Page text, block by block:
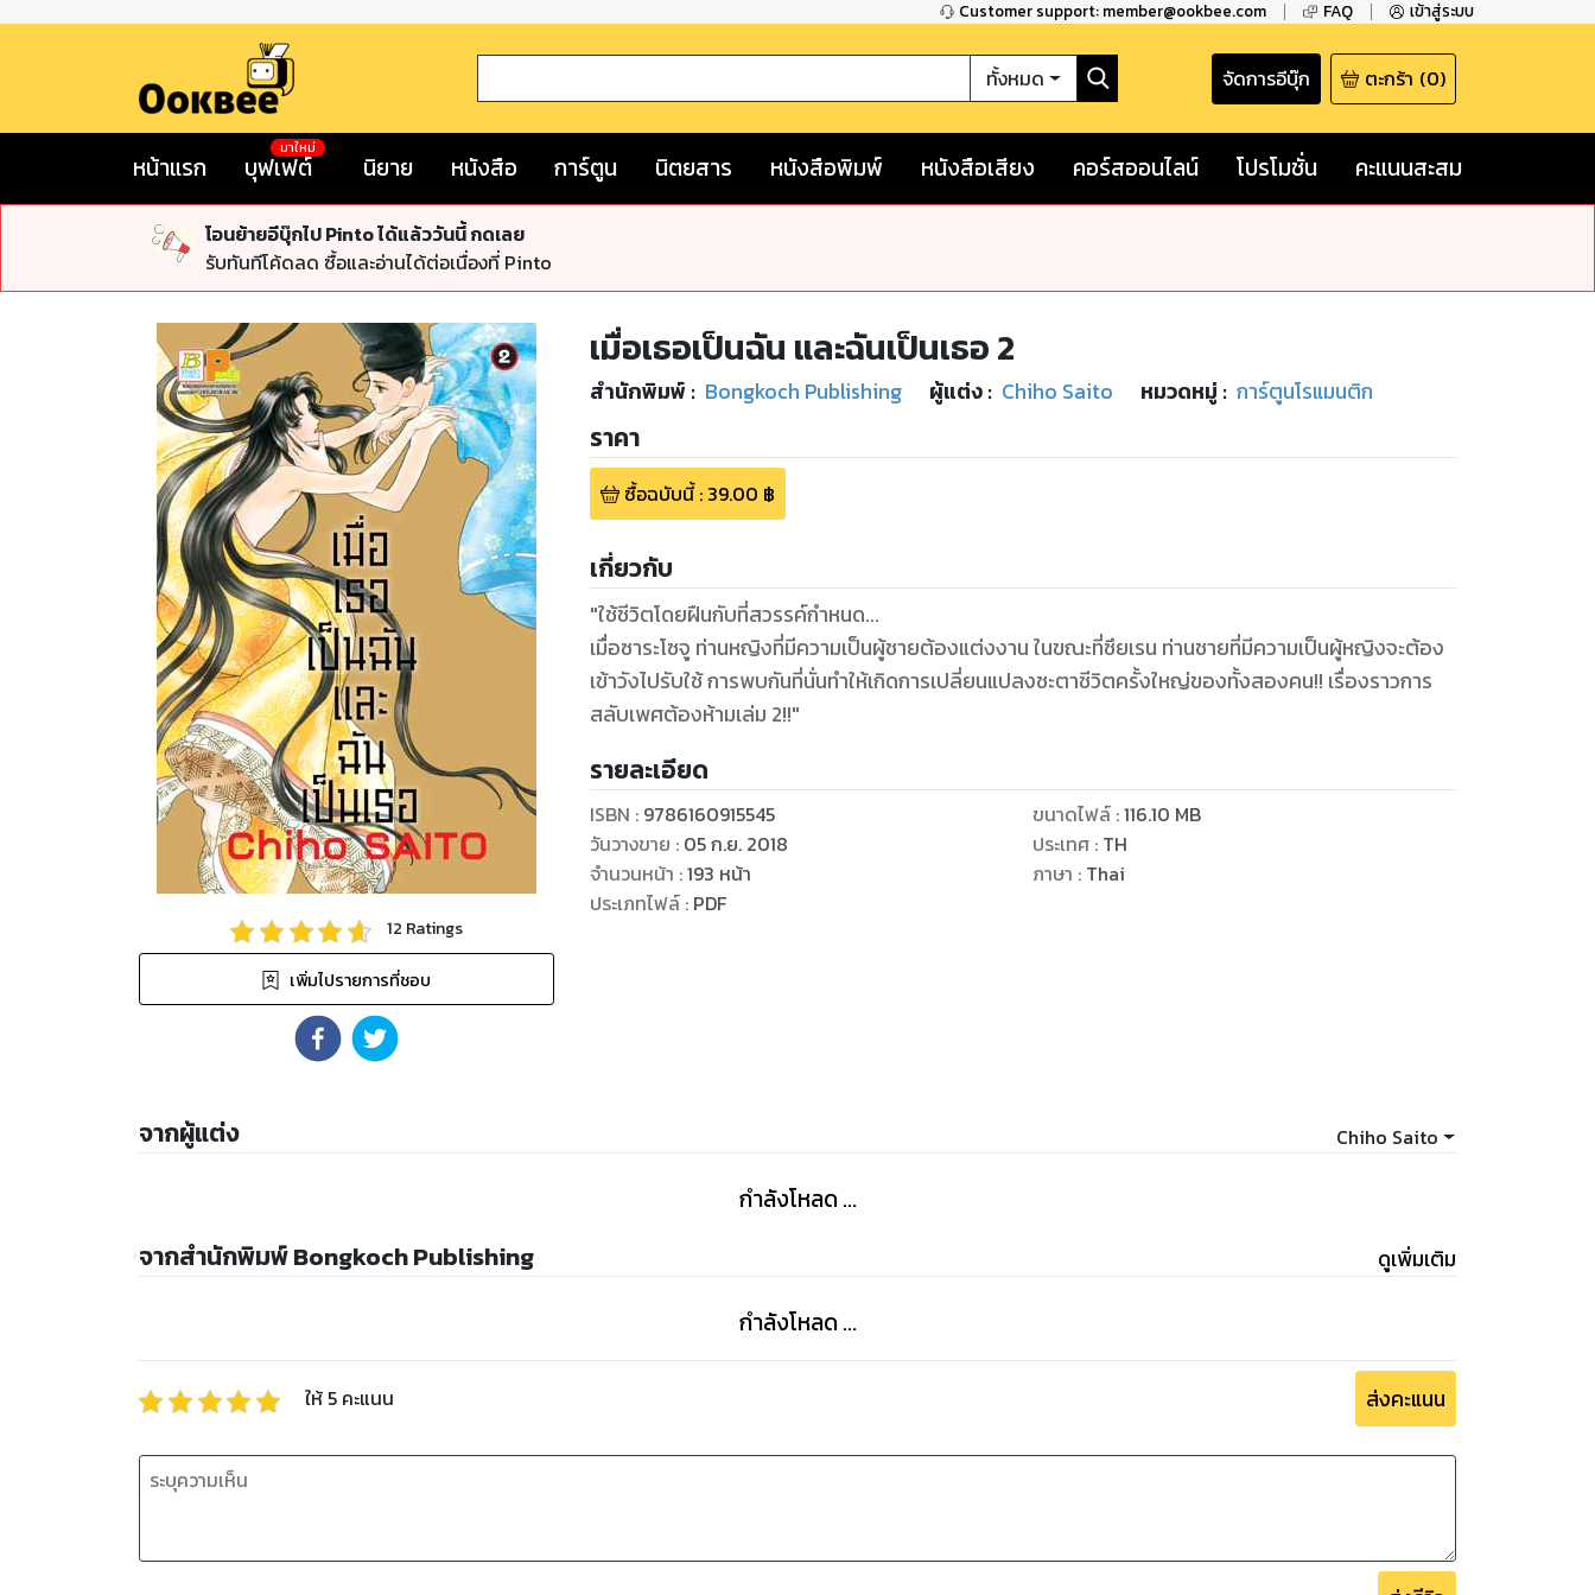
Customer support: member@ookbee.com FAQ เข้าสู่ระบบ
ทั้งหมด จัดการอีบุ๊ก ตะกร้า (0)
หน้าแรก บุฟเฟต์
มาใหม่
นิยาย หนังสือ การ์ตูน นิตยสาร หนังสือพิมพ์ หนังสือเสียง คอร์สออนไลน์ โปรโมชั่น คะแนนสะสม
โอนย้ายอีบุ๊กไป Pinto ได้แล้ววันนี้ กดเลย
รับทันทีโค้ดลด ซื้อและอ่านได้ต่อเนื่องที่ Pinto
12 Ratings
เพิ่มไปรายการที่ชอบ
เมื่อเธอเป็นฉัน และฉันเป็นเธอ 2
สำนักพิมพ์ : Bongkoch Publishing ผู้แต่ง : Chiho Saito หมวดหมู่ : การ์ตูนโรแมนติก
ราคา
ซื้อฉบับนี้: 39.00 ฿
เกี่ยวกับ
"ใช้ชีวิตโดยฝืนกับที่สวรรค์กำหนด...
เมื่อซาระโซจู ท่านหญิงที่มีความเป็นผู้ชายต้องแต่งงาน ในขณะที่ซึยเรน ท่านชายที่มีความเป็นผู้หญิงจะต้อง
เข้าวังไปรับใช้ การพบกันที่นั่นทำให้เกิดการเปลี่ยนแปลงชะตาชีวิตครั้งใหญ่ของทั้งสองคน!! เรื่องราวการ
สลับเพศต้องห้ามเล่ม 2!!"
รายละเอียด
ISBN : 9786160915545
วันวางขาย : 05 ก.ย. 2018
จำนวนหน้า :193 หน้า
ประเภทไฟล์: PDF
ขนาดไฟล์:116.10 MB
ประเทศ : TH
ภาษา : Thai
จากผู้แต่ง Chiho Saito
กำลังโหลด ...
จากสำนักพิมพ์ Bongkoch Publishing ดูเพิ่มเติม
กำลังโหลด ...
ให้ 5 คะแนน ส่งคะแนน